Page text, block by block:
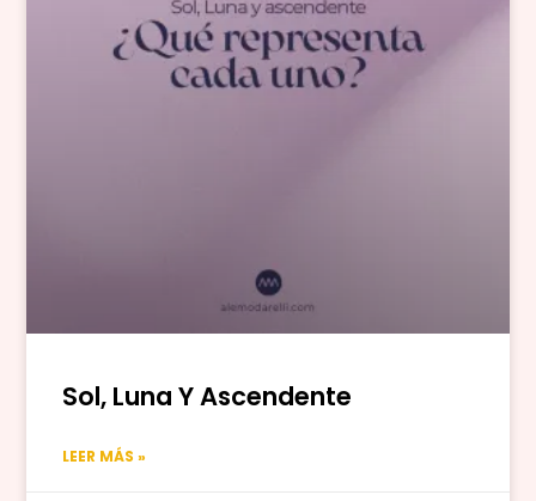
Sol, Luna Y Ascendente
LEER MÁS »